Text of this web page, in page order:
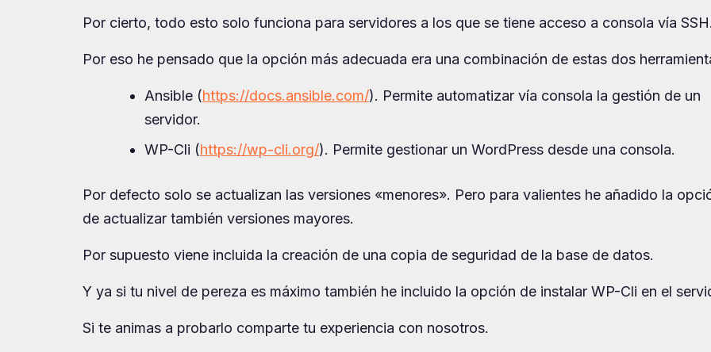
Por cierto, todo esto solo funciona para servidores a los que se tiene acceso a consola vía SSH.
Por eso he pensado que la opción más adecuada era una combinación de estas dos
Ansible (https://docs.ansible.com/). Permite automatizar vía consola la gestión de un
servidor.
WP-Cli (https://wp-cli.org/). Permite gestionar un WordPress desde una consola.
Por defecto solo se actualizan las versiones «menores». Pero para valientes he añadido la
de actualizar también versiones mayores.
Por supuesto viene incluida la creación de una copia de seguridad de la base de datos.
Y ya si tu nivel de pereza es máximo también he incluido la opción de instalar WP-Cli en el
Si te animas a probarlo comparte tu experiencia con nosotros.